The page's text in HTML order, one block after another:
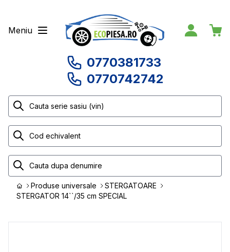
Meniu
0770381733
0770742742
Produse universale
STERGATOARE
STERGATOR 14``/35 cm SPECIAL